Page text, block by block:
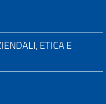
ETICA E